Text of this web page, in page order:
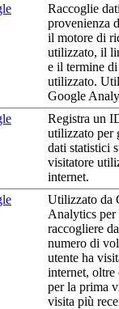
Raccoglie
provenienza
il motore di
utilizzato, il
e il termine
utilizzato.
Google
Registra un
utilizzato per
dati statistici
visitatore
internet.
Utilizzato da
Analytics per
raccogliere
numero di
utente ha
internet, oltre
per la prima
visita più